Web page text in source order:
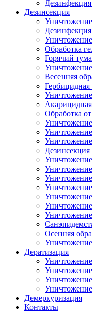
Дезинсекция
Обработка
Горячий
Весенняя
Гербицидная
Обработка
Осенняя
Дератизация
Демеркуризация
Контакты